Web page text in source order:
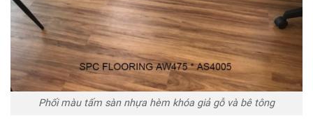
Phối màu tấm sàn nhựa hèm khóa giả gỗ và bê tông